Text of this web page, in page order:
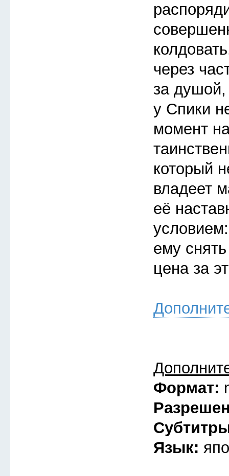
через
за душой,
у Спики
момент
который
владеет
её
ему
цена за
Формат:
Язык: